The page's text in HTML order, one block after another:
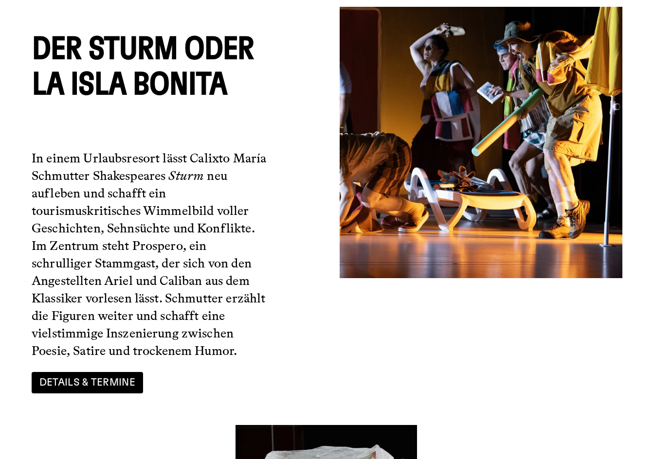
DER STURM ODER
LA ISLA BONITA
In einem Urlaubsresort lässt Calixto María
Schmutter ShakespearesSturm neu
aufleben und schafft ein
tourismuskritisches Wimmelbild voller
Geschichten, Sehnsüchte und Konflikte.
Im Zentrum steht Prospero, ein
schrulliger Stammgast, der sich von den
Angestellten Ariel und Caliban aus dem
Klassiker vorlesen lässt. Schmutter erzählt
die Figuren weiter und schafft eine
vielstimmige Inszenierung zwischen
Poesie, Satire und trockenem Humor.
DETAILS & TERMINE